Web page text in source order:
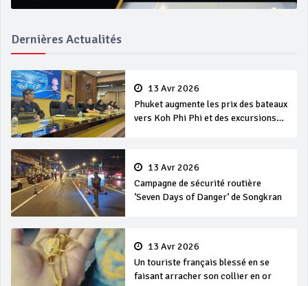
Dernières Actualités
13 Avr 2026
Phuket augmente les prix des bateaux
vers Koh Phi Phi et des excursions
13 Avr 2026
Campagne de sécurité routière
‘Seven Days of Danger’ de Songkran
13 Avr 2026
Un touriste français blessé en se
faisant arracher son collier en or